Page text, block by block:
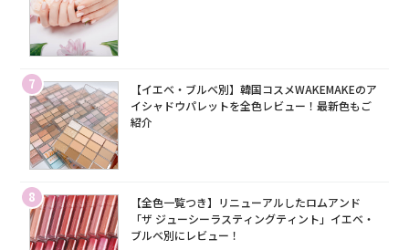
7
【イエベ・ブルベ別】韓国コスメWAKEMAKEのア
イシャドウパレットを全色レビュー！最新色もご
紹介
8
【全色一覧つき】リニューアルしたロムアンド
「ザ ジューシーラスティングティント」イエベ・
ブルベ別にレビュー！